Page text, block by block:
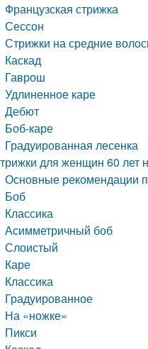
Французская стрижка
Сессон
Стрижки на средние
Каскад
Гаврош
Удлиненное каре
Дебют
Боб-каре
Градуированная лесенка
для женщин 60 лет
Основные рекомендации
Боб
Классика
Асимметричный боб
Слоистый
Каре
Классика
Градуированное
На «ножке»
Пикси